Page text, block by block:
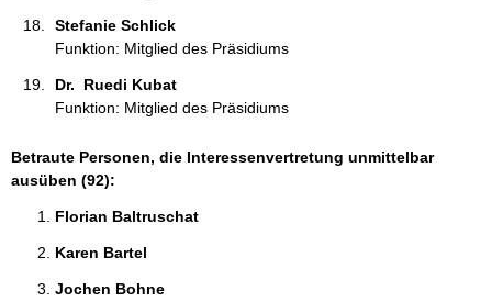
Stefanie Schlick
Funktion: Mitglied des Präsidiums
Dr.  Ruedi Kubat
Funktion: Mitglied des Präsidiums
Betraute Personen, die Interessenvertretung unmittelbar
ausüben (92):
Florian Baltruschat
Karen Bartel
Jochen Bohne